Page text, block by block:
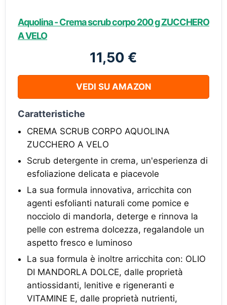
Aquolina - Crema scrub corpo 200 g ZUCCHERO
A VELO
11,50 €
VEDI SU AMAZON
Caratteristiche
CREMA SCRUB CORPO AQUOLINA
ZUCCHERO A VELO
Scrub detergente in crema, un'esperienza di
esfoliazione delicata e piacevole
La sua formula innovativa, arricchita con
agenti esfolianti naturali come pomice e
nocciolo di mandorla, deterge e rinnova la
pelle con estrema dolcezza, regalandole un
aspetto fresco e luminoso
La sua formula è inoltre arricchita con: OLIO
DI MANDORLA DOLCE, dalle proprietà
antiossidanti, lenitive e rigeneranti e
VITAMINE E, dalle proprietà nutrienti,